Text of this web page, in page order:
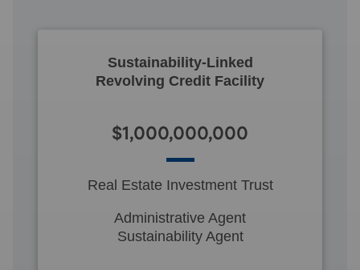
Sustainability-Linked
Revolving Credit Facility
$1,000,000,000
Real Estate Investment Trust
Administrative Agent
Sustainability Agent